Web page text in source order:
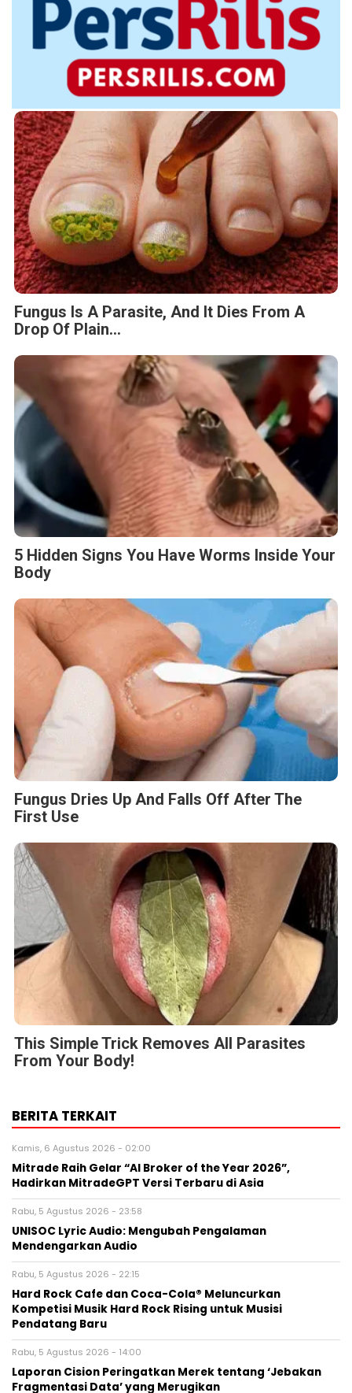
Fungus Is A Parasite, And It Dies From A
Drop Of Plain...
5 Hidden Signs You Have Worms Inside Your
Body
Fungus Dries Up And Falls Off After The
First Use
This Simple Trick Removes All Parasites
From Your Body!
BERITA TERKAIT
Kamis, 6 Agustus 2026 - 02:00
Mitrade Raih Gelar “AI Broker of the Year 2026”,
Hadirkan MitradeGPT Versi Terbaru di Asia
Rabu, 5 Agustus 2026 - 23:58
UNISOC Lyric Audio: Mengubah Pengalaman
Mendengarkan Audio
Rabu, 5 Agustus 2026 - 22:15
Hard Rock Cafe dan Coca-Cola® Meluncurkan
Kompetisi Musik Hard Rock Rising untuk Musisi
Pendatang Baru
Rabu, 5 Agustus 2026 - 14:00
Laporan Cision Peringatkan Merek tentang ‘Jebakan
Fragmentasi Data’ yang Merugikan